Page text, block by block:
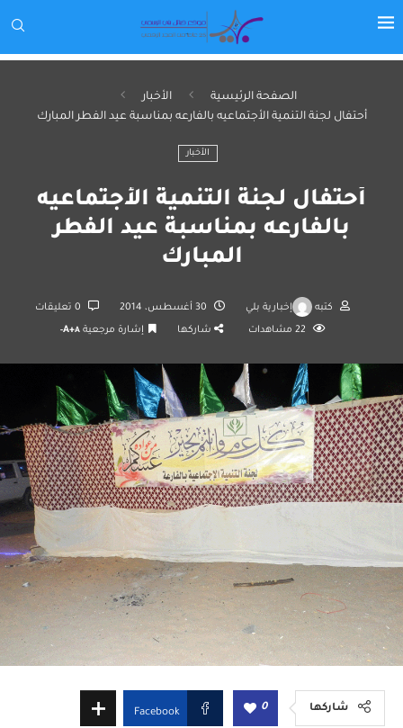
الصفحة الرئيسية
الأخبار
أحتفال لجنة التنمية الأجتماعيه بالفارعه بمناسبة عيد الفطر المبارك
الأخبار
أحتفال لجنة التنمية الأجتماعيه
بالفارعه بمناسبة عيد الفطر
المبارك
كتبه إخبارية بلي 30 أغسطس، 2014
22 مشاهدات شاركها إشارة مرجعية A+A-
شاركها 0
Facebook